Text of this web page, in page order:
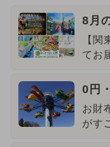
8月
【
てお
0円
お財
がす